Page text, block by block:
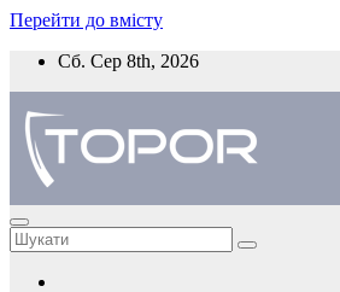
Перейти до вмісту
Сб. Сер 8th, 2026